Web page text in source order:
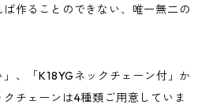
作ることのできない、唯一無二の
」、「K18YGネックチェーン付」か
チェーンは4種類ご用意していま